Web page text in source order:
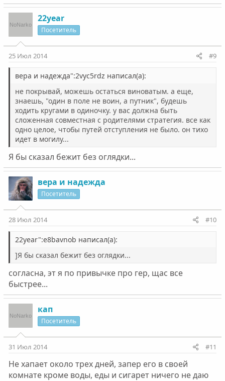
22year
Посетитель
25 Июл 2014 #9
вера и надежда":2vyc5rdz написал(а):
не покрывай, можешь остаться виноватым. а еще,
знаешь, "один в поле не воин, а путник", будешь
ходить кругами в одиночку. у вас должна быть
сложенная совместная с родителями стратегия. все как
одно целое, чтобы путей отступления не было. он тихо
идет в могилу...
Я бы сказал бежит без оглядки...
вера и надежда
Посетитель
28 Июл 2014 #10
22year":e8bavnob написал(а):
]Я бы сказал бежит без оглядки...
согласна, эт я по привычке про гер, щас все
быстрее...
кап
Посетитель
31 Июл 2014 #11
Не хапает около трех дней, запер его в своей
комнате кроме воды, еды и сигарет ничего не даю